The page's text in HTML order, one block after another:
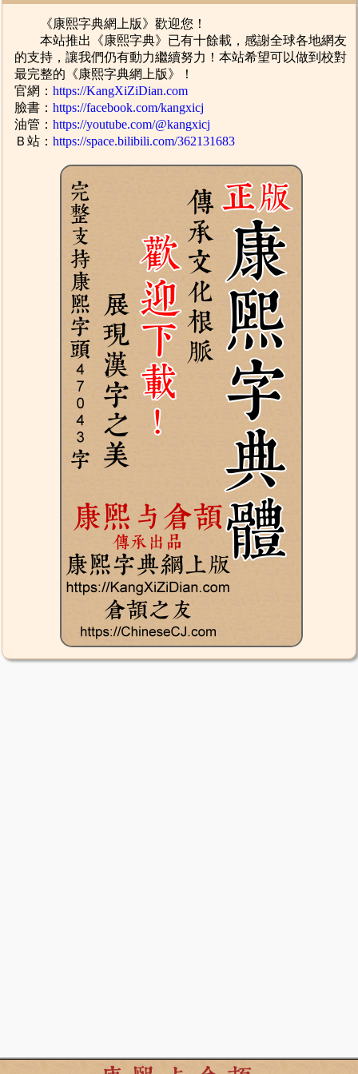
《康熙字典網上版》歡迎您！
本站推出《康熙字典》已有十餘載，感謝全球各地網友
的支持，讓我們仍有動力繼續努力！本站希望可以做到校對
最完整的《康熙字典網上版》！
官網：https://KangXiZiDian.com
臉書：https://facebook.com/kangxicj
油管：https://youtube.com/@kangxicj
Ｂ站：https://space.bilibili.com/362131683